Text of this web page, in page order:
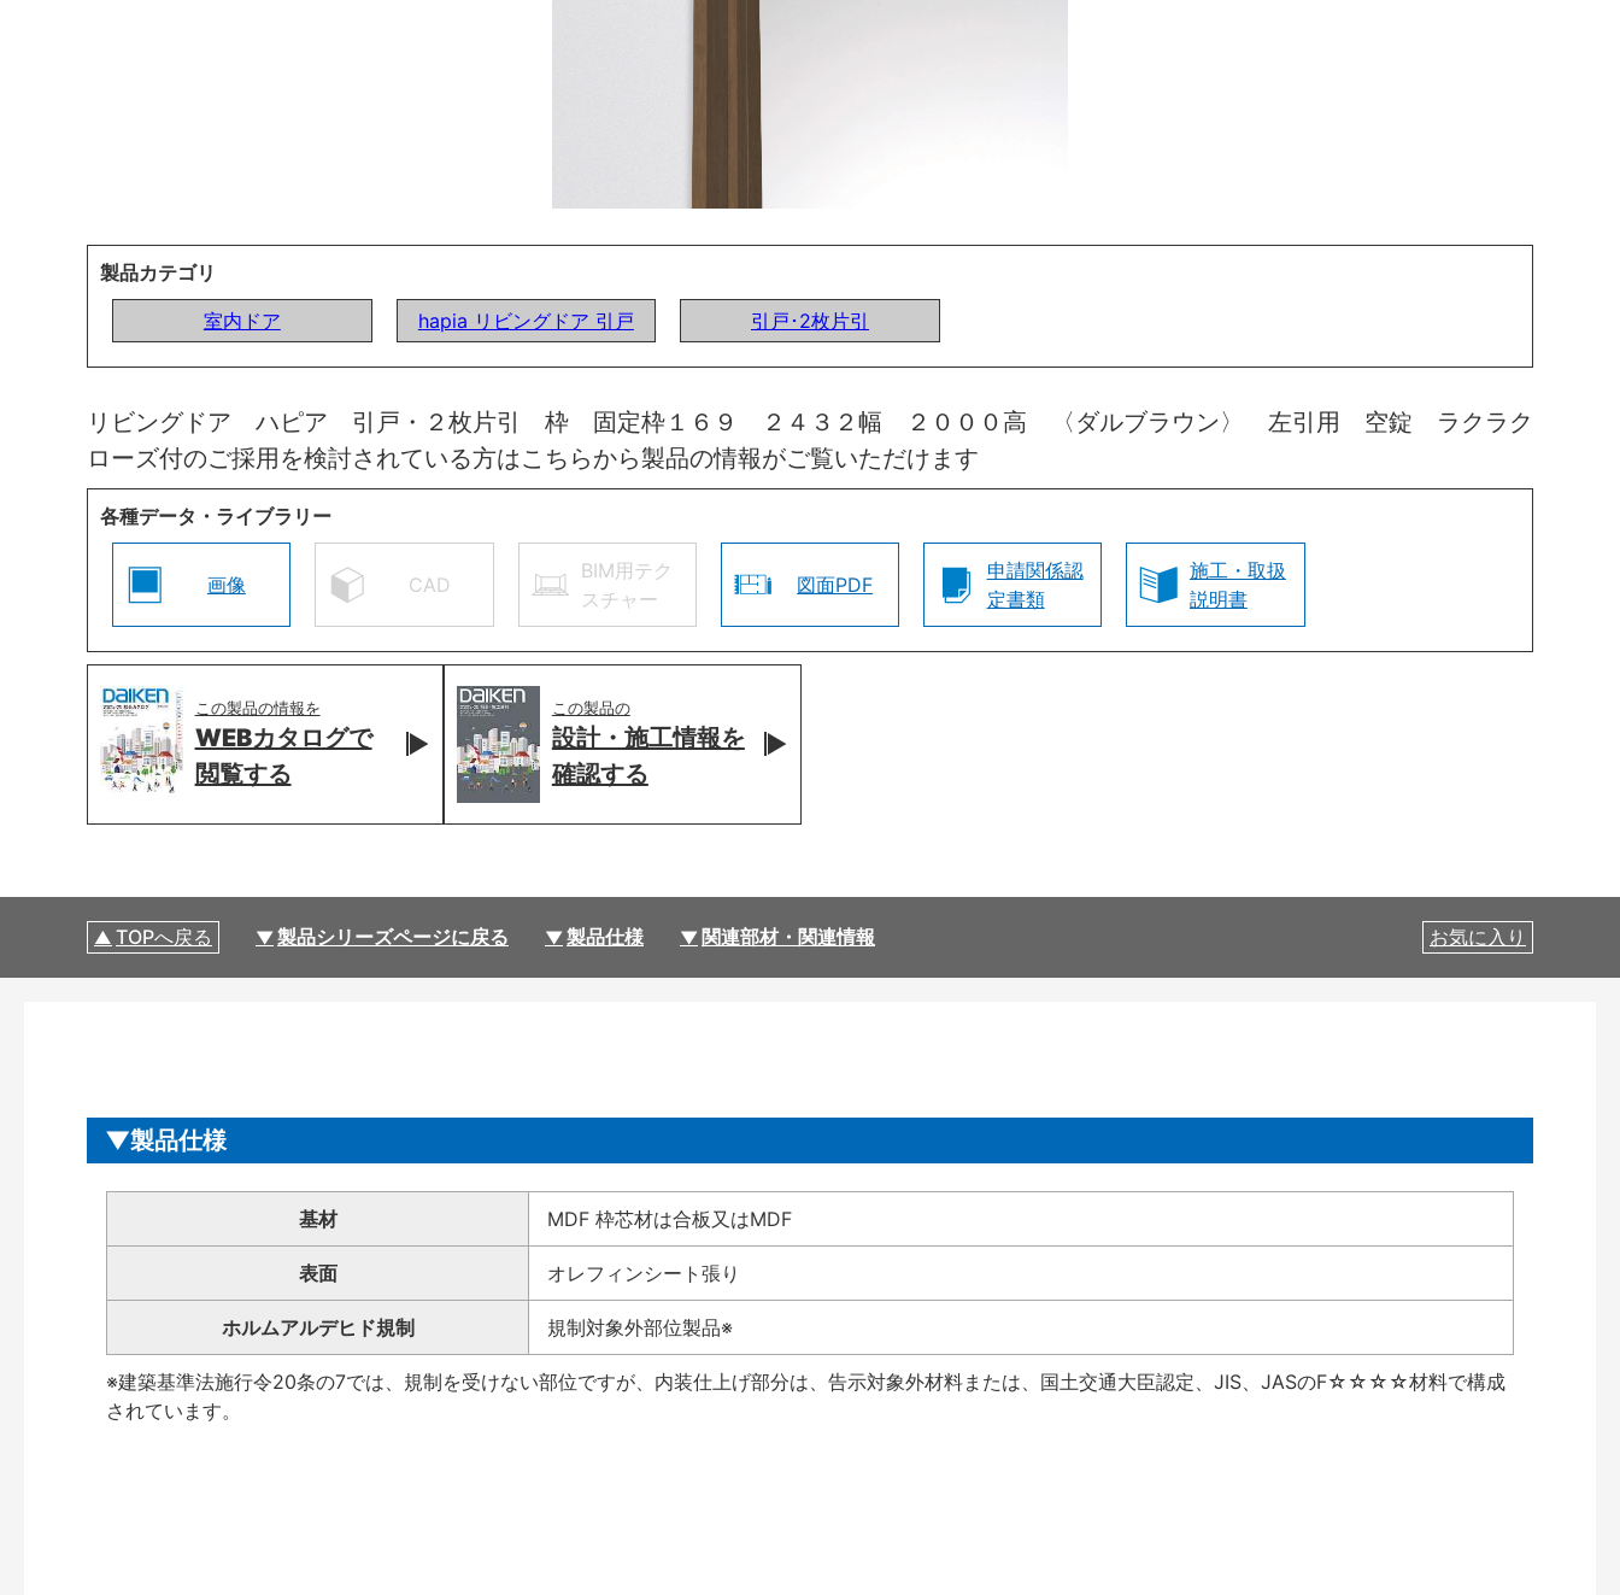
製品カテゴリ
室内ドア
hapia リビングドア 引戸 引戸･2枚片引
リビングドア ハピア 引戸・２枚片引 枠 固定枠１６９ ２４３２幅 ２０００高 〈ダルブラウン〉 左引用 空錠 ラクラク
ローズ付のご採用を検討されている方はこちらから製品の情報がご覧いただけます
各種データ・ライブラリー
画像 CAD
BIM用テク
スチャー
図面PDF
申請関係認
定書類
施工・取扱
説明書
この製品の情報を
WEBカタログで
閲覧する
この製品の
設計・施工情報を
確認する
TOPへ戻る 製品シリーズページに戻る 製品仕様 関連部材・関連情報 お気に入り
製品仕様
基材 MDF 枠芯材は合板又はMDF
表面 オレフィンシート張り
ホルムアルデヒド規制 規制対象外部位製品※
※建築基準法施行令20条の7では、規制を受けない部位ですが、内装仕上げ部分は、告示対象外材料または、国土交通大臣認定、JIS、JASのF☆☆☆☆材料で構成
されています。